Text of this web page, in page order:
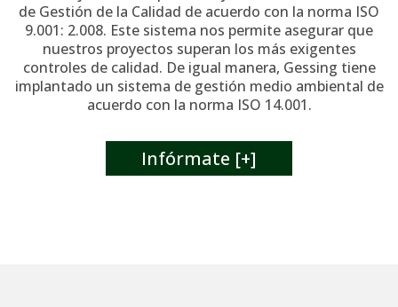
de Gestión de la Calidad de acuerdo con la norma ISO
9.001: 2.008. Este sistema nos permite asegurar que
nuestros proyectos superan los más exigentes
controles de calidad. De igual manera, Gessing tiene
implantado un sistema de gestión medio ambiental de
acuerdo con la norma ISO 14.001.
Infórmate [+]